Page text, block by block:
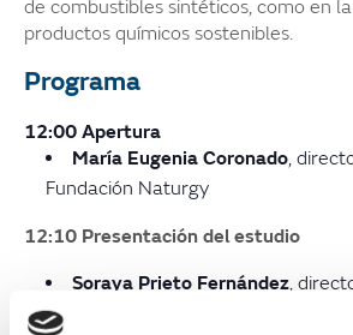
de combustibles sintéticos, como en
productos químicos sostenibles.
Programa
12:00 Apertura
María Eugenia Coronado,
Fundación Naturgy
12:10 Presentación del estudio
Soraya Prieto Fernández,
Circularidad, Tecnalia